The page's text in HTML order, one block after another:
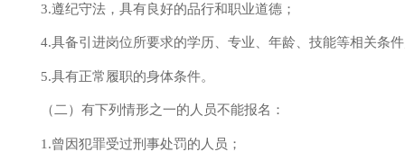
3.遵纪守法，具有良好的品行和职业道德；
4.具备引进岗位所要求的学历、 专业、年龄、技能等相关条件
5.具有正常履职的身体条件。
（二）有下列情形之一的人员不能报名：
1.曾因犯罪受过刑事处罚的人员；